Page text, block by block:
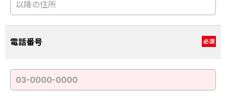
電話番号 必須